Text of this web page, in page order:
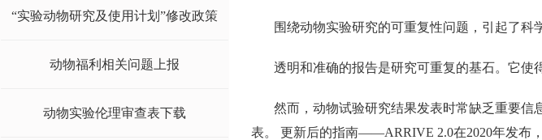
“实验动物研究及使用计划”修改政策
动物福利相关问题上报
动物实验伦理审查表下载
围绕动物实验研究的可重复性问题，引起了科
透明和准确的报告是研究可重复的基石。它使
然而，动物试验研究结果发表时常缺乏重要信
表。 更新后的指南——ARRIVE 2.0在2020年发布